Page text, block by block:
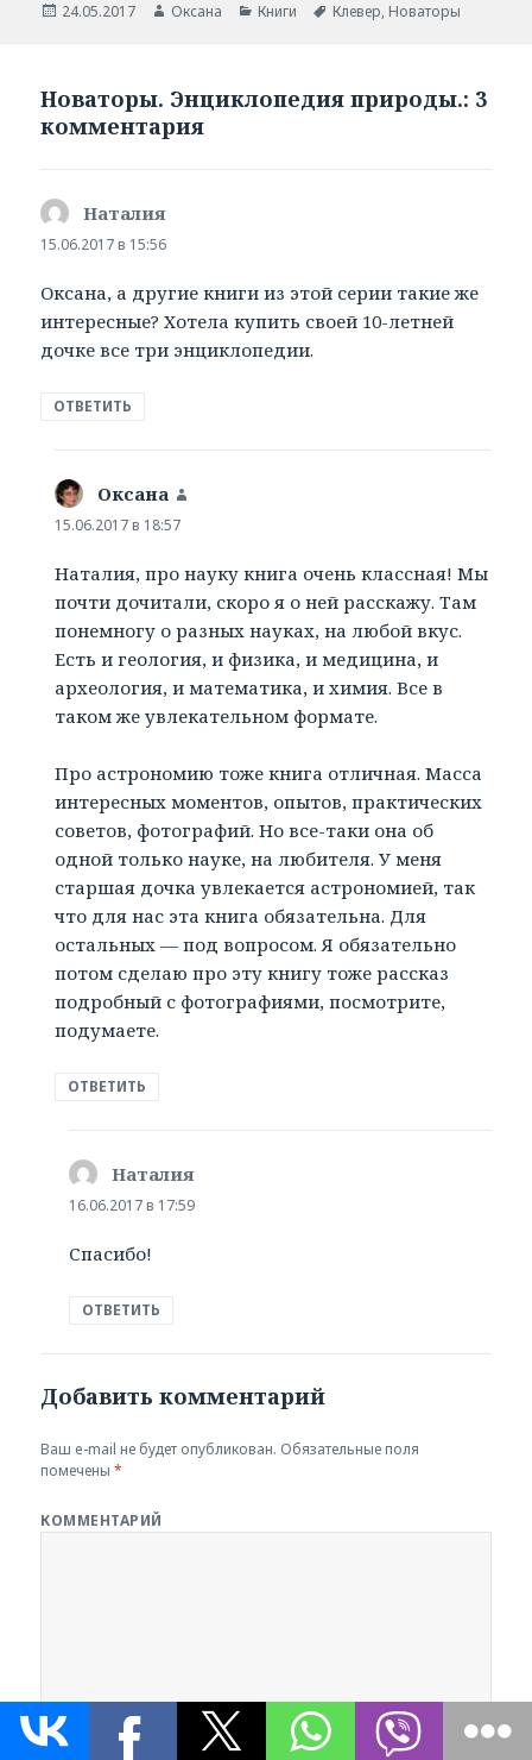
Опубликовано
24.05.2017 Автор
Оксана Рубрики
Книги Метки
Клевер, Новаторы
Новаторы. Энциклопедия природы.: 3
комментария
Наталия
15.06.2017 в 15:56
Оксана, а другие книги из этой серии такие же
интересные? Хотела купить своей 10-летней
дочке все три энциклопедии.
ОТВЕТИТЬ
Оксана
15.06.2017 в 18:57
Наталия, про науку книга очень классная! Мы
почти дочитали, скоро я о ней расскажу. Там
понемногу о разных науках, на любой вкус.
Есть и геология, и физика, и медицина, и
археология, и математика, и химия. Все в
таком же увлекательном формате.
Про астрономию тоже книга отличная. Масса
интересных моментов, опытов, практических
советов, фотографий. Но все-таки она об
одной только науке, на любителя. У меня
старшая дочка увлекается астрономией, так
что для нас эта книга обязательна. Для
остальных — под вопросом. Я обязательно
потом сделаю про эту книгу тоже рассказ
подробный с фотографиями, посмотрите,
подумаете.
ОТВЕТИТЬ
Наталия
16.06.2017 в 17:59
Спасибо!
ОТВЕТИТЬ
Добавить комментарий
Ваш e-mail не будет опубликован. Обязательные поля
помечены*
КОММЕНТАРИЙ